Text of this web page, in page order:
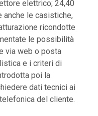
elettrico; 24,40
anche le casistiche,
ricondotte
le possibilità
via web o posta
e i criteri di
poi la
dati tecnici ai
del cliente.